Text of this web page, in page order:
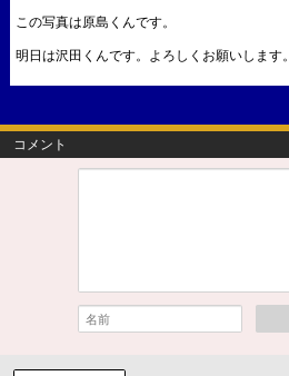
この写真は原島くんです。
明日は沢田くんです。よろしくお願いします。
コメント